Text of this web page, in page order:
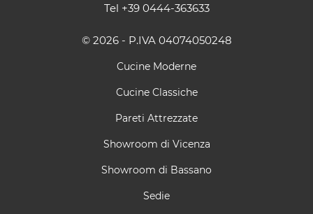
Tel +39 0444-363633
© 2026 - P.IVA 04074050248
Cucine Moderne
Cucine Classiche
Pareti Attrezzate
Showroom di Vicenza
Showroom di Bassano
Sedie